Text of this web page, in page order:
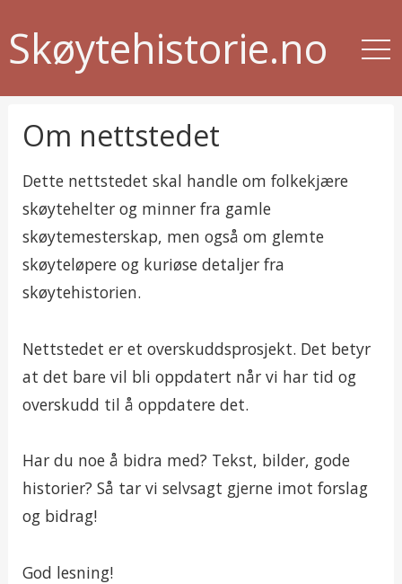
Skøytehistorie.no
Om nettstedet
Dette nettstedet skal handle om folkekjære
skøytehelter og minner fra gamle
skøytemesterskap, men også om glemte
skøyteløpere og kuriøse detaljer fra
skøytehistorien.
Nettstedet er et overskuddsprosjekt. Det betyr
at det bare vil bli oppdatert når vi har tid og
overskudd til å oppdatere det.
Har du noe å bidra med? Tekst, bilder, gode
historier? Så tar vi selvsagt gjerne imot forslag
og bidrag!
God lesning!